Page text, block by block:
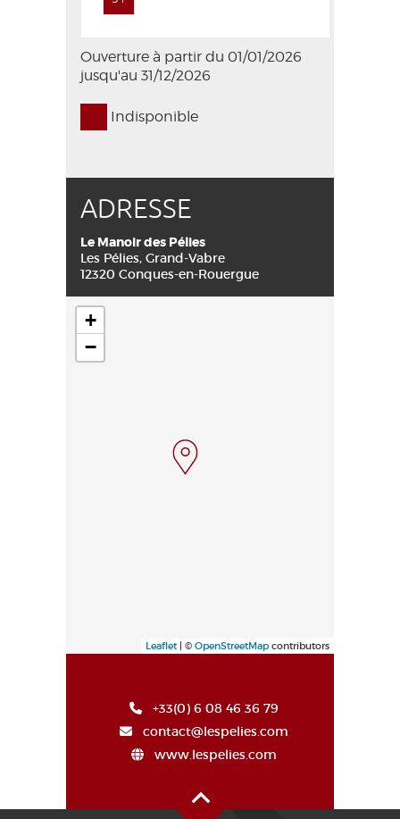
Ouverture à partir du 01/01/2026
jusqu'au 31/12/2026
Indisponible
ADRESSE
Le Manoir des Pélies
Les Pélies, Grand-Vabre
12320 Conques-en-Rouergue
+
−
Leaflet| © OpenStreetMap contributors
+33(0) 6 08 46 36 79
contact@lespelies.com
www.lespelies.com